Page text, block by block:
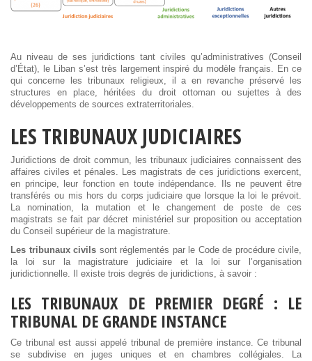
Au niveau de ses juridictions tant civiles qu’administratives (Conseil
d’État), le Liban s’est très largement inspiré du modèle français. En ce
qui concerne les tribunaux religieux, il a en revanche préservé les
structures en place, héritées du droit ottoman ou sujettes à des
développements de sources extraterritoriales.
LES TRIBUNAUX JUDICIAIRES
Juridictions de droit commun, les tribunaux judiciaires connaissent des
affaires civiles et pénales. Les magistrats de ces juridictions exercent,
en principe, leur fonction en toute indépendance. Ils ne peuvent être
transférés ou mis hors du corps judiciaire que lorsque la loi le prévoit.
La nomination, la mutation et le changement de poste de ces
magistrats se fait par décret ministériel sur proposition ou acceptation
du Conseil supérieur de la magistrature.
Les tribunaux civils sont réglementés par le Code de procédure civile,
la loi sur la magistrature judiciaire et la loi sur l’organisation
juridictionnelle. Il existe trois degrés de juridictions, à savoir :
LES TRIBUNAUX DE PREMIER DEGRÉ : LE
TRIBUNAL DE GRANDE INSTANCE
Ce tribunal est aussi appelé tribunal de première instance. Ce tribunal
se subdivise en juges uniques et en chambres collégiales. La